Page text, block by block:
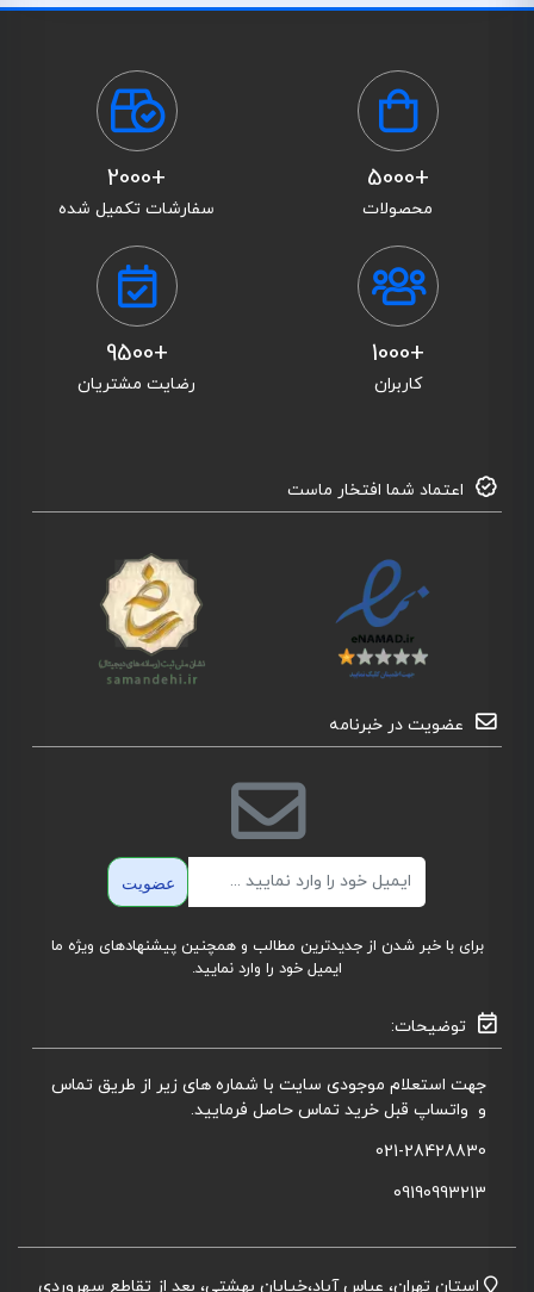
+5000
محصولات
+2000
سفارشات تکمیل شده
+1000
کاربران
+9500
رضایت مشتریان
اعتماد شما افتخار ماست
عضویت در خبرنامه
عضویت
برای با خبر شدن از جدیدترین مطالب و همچنین پیشنهادهای ویژه ما
ایمیل خود را وارد نمایید.
توضیحات:
جهت استعلام موجودی سایت با شماره های زیر از طریق تماس
و واتساپ قبل خرید تماس حاصل فرمایید.
021-28428830
09190993213
استان تهران، عباس آباد،خیابان بهشتی، بعد از تقاطع سهروردی